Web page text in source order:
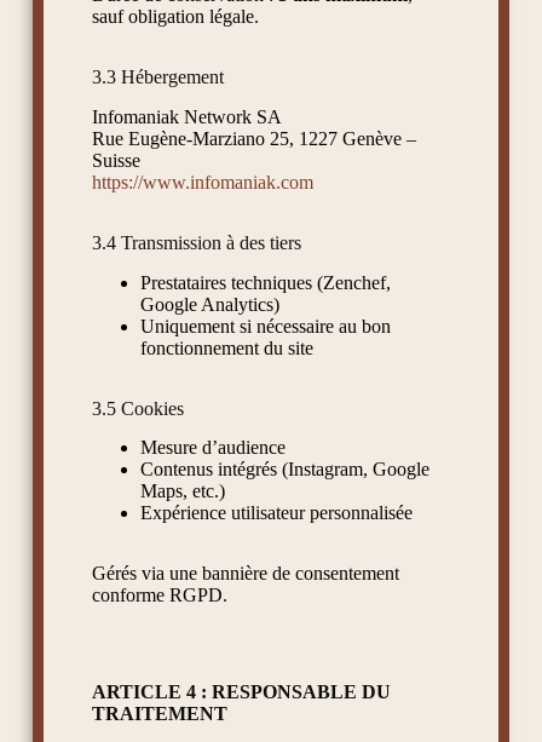
sauf obligation légale.
3.3 Hébergement
Infomaniak Network SA
Rue Eugène-Marziano 25, 1227 Genève –
Suisse
https://www.infomaniak.com
3.4 Transmission à des tiers
Prestataires techniques (Zenchef,
Google Analytics)
Uniquement si nécessaire au bon
fonctionnement du site
3.5 Cookies
Mesure d’audience
Contenus intégrés (Instagram, Google
Maps, etc.)
Expérience utilisateur personnalisée
Gérés via une bannière de consentement
conforme RGPD.
ARTICLE 4 : RESPONSABLE DU
TRAITEMENT